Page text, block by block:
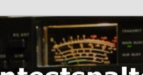
Contestspalten
Ett komplement till contestspalten i